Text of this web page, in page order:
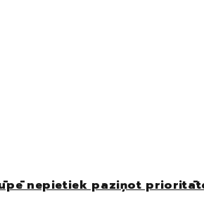
nepietiek paziņot